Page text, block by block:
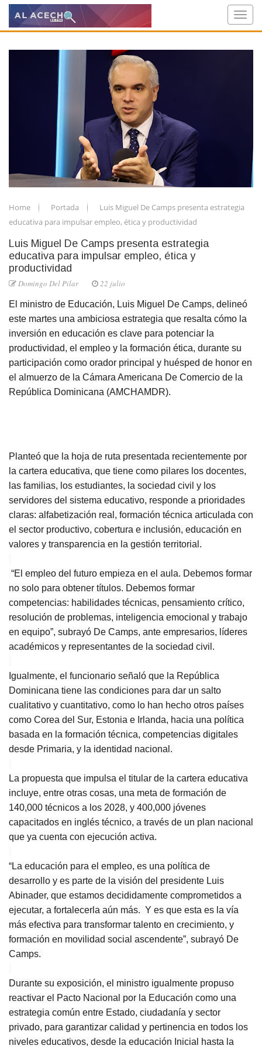
Home Portada
Luis Miguel De Camps presenta estrategia
educativa para impulsar empleo, ética y productividad
Luis Miguel De Camps presenta estrategia
educativa para impulsar empleo, ética y
productividad
Domingo Del Pilar 22 julio
El ministro de Educación, Luis Miguel De Camps, delineó
este martes una ambiciosa estrategia que resalta cómo la
inversión en educación es clave para potenciar la
productividad, el empleo y la formación ética, durante su
participación como orador principal y huésped de honor en
el almuerzo de la Cámara Americana De Comercio de la
República Dominicana (AMCHAMDR).
Planteó que la hoja de ruta presentada recientemente por
la cartera educativa, que tiene como pilares los docentes,
las familias, los estudiantes, la sociedad civil y los
servidores del sistema educativo, responde a prioridades
claras: alfabetización real, formación técnica articulada con
el sector productivo, cobertura e inclusión, educación en
valores y transparencia en la gestión territorial.
“El empleo del futuro empieza en el aula. Debemos formar
no solo para obtener títulos. Debemos formar
competencias: habilidades técnicas, pensamiento crítico,
resolución de problemas, inteligencia emocional y trabajo
en equipo”, subrayó De Camps, ante empresarios, líderes
académicos y representantes de la sociedad civil.
Igualmente, el funcionario señaló que la República
Dominicana tiene las condiciones para dar un salto
cualitativo y cuantitativo, como lo han hecho otros países
como Corea del Sur, Estonia e Irlanda, hacia una política
basada en la formación técnica, competencias digitales
desde Primaria, y la identidad nacional.
La propuesta que impulsa el titular de la cartera educativa
incluye, entre otras cosas, una meta de formación de
140,000 técnicos a los 2028, y 400,000 jóvenes
capacitados en inglés técnico, a través de un plan nacional
que ya cuenta con ejecución activa.
“La educación para el empleo, es una política de
desarrollo y es parte de la visión del presidente Luis
Abinader, que estamos decididamente comprometidos a
ejecutar, a fortalecerla aún más. Y es que esta es la vía
más efectiva para transformar talento en crecimiento, y
formación en movilidad social ascendente”, subrayó De
Camps.
Durante su exposición, el ministro igualmente propuso
reactivar el Pacto Nacional por la Educación como una
estrategia común entre Estado, ciudadanía y sector
privado, para garantizar calidad y pertinencia en todos los
niveles educativos, desde la educación Inicial hasta la